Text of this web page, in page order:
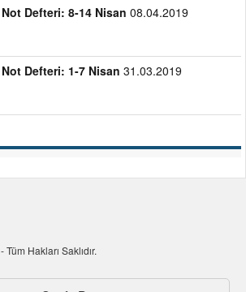
Not Defteri: 8-14 Nisan 08.04.2019
Not Defteri: 1-7 Nisan 31.03.2019
- Tüm Hakları Saklıdır.